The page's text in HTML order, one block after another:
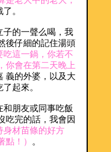
。
子的一聲么喝，我
後仔細的記住湯頭
吃這一鍋，你若不
你會在第二天晚上
義的外婆，以及大
起來。
朋友或同事吃飯
吃完的話，我會因
身材苗條的好方
！）
。